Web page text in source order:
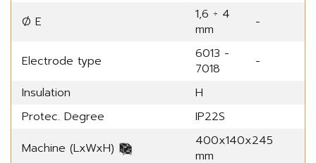
Ø E
1,6 ÷ 4
mm
-
Electrode type
6013 -
7018
-
Insulation
H
Protec. Degree
IP22S
Machine (LxWxH)
400x140x245
mm